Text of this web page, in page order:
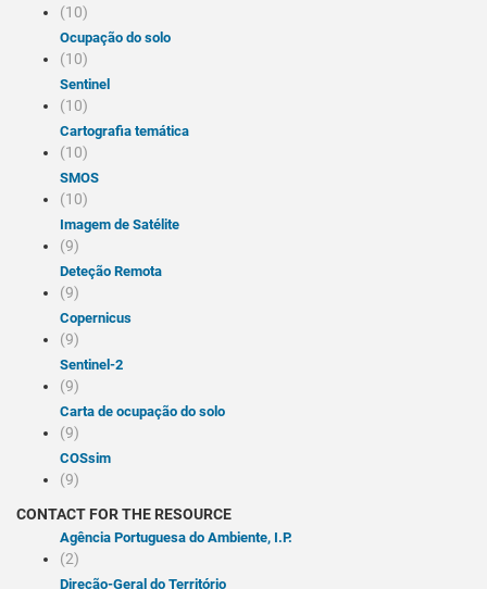
(10)
Ocupação do solo
(10)
Sentinel
(10)
Cartografia temática
(10)
SMOS
(10)
Imagem de Satélite
(9)
Deteção Remota
(9)
Copernicus
(9)
Sentinel-2
(9)
Carta de ocupação do solo
(9)
COSsim
(9)
CONTACT FOR THE RESOURCE
Agência Portuguesa do Ambiente, I.P.
(2)
Direção-Geral do Território